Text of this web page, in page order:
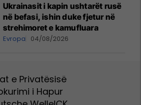
Ukrainasit i kapin ushtarët rusë
në befasi, ishin duke fjetur në
strehimoret e kamufluara
Evropa 04/08/2026
e Privatësisë
i Hapur